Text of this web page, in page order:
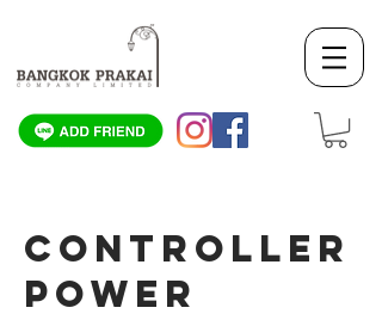
CONTROLLER
POWER